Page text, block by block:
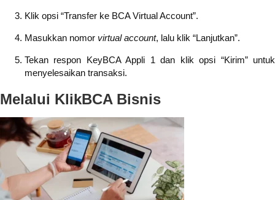
Klik opsi “Transfer ke BCA Virtual Account”.
Masukkan nomor virtual account, lalu klik “Lanjutkan”.
Tekan respon KeyBCA Appli 1 dan klik opsi “Kirim” untuk
menyelesaikan transaksi.
Melalui KlikBCA Bisnis